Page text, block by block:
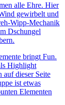
alle Ehre. Hier
gewirbelt und
Wipp-Mechanik
Dschungel
bringt Fun.
Highlight
auf dieser Seite
ist etwas
Elementen